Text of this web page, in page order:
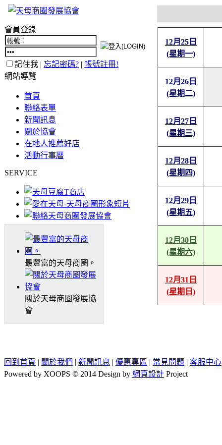
會員登錄
記住我 | 忘記密碼? | 帳號註冊!
網站導覽
首頁
聯絡表單
新聞訊息
關於協會
在地人推薦好店
活動行事曆
SERVICE
最豐富的天母商圈。
關於天母商圈發展協
會
12月25日
(星期一)
12月26日
(星期二)
12月27日
(星期三)
12月28日
(星期四)
12月29日
(星期五)
12月30日
(星期六)
12月31日
(星期日)
回到首頁 | 關於我們 | 新聞訊息 | 優惠專區 | 常見問題 | 客服中心
Powered by XOOPS © 2014 Design by 網頁設計 Project